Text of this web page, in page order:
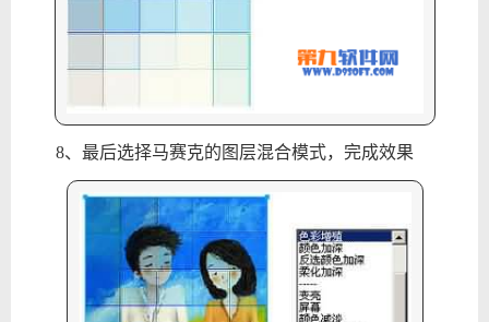
8、最后选择马赛克的图层混合模式，完成效果